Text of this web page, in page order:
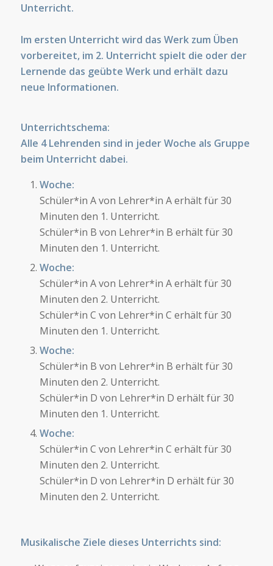
Unterricht.
Im ersten Unterricht wird das Werk zum Üben
vorbereitet, im 2. Unterricht spielt die oder der
Lernende das geübte Werk und erhält dazu
neue Informationen.
Unterrichtschema:
Alle 4 Lehrenden sind in jeder Woche als Gruppe
beim Unterricht dabei.
Woche:
Schüler*in A von Lehrer*in A erhält für 30
Minuten den 1. Unterricht.
Schüler*in B von Lehrer*in B erhält für 30
Minuten den 1. Unterricht.
Woche:
Schüler*in A von Lehrer*in A erhält für 30
Minuten den 2. Unterricht.
Schüler*in C von Lehrer*in C erhält für 30
Minuten den 1. Unterricht.
Woche:
Schüler*in B von Lehrer*in B erhält für 30
Minuten den 2. Unterricht.
Schüler*in D von Lehrer*in D erhält für 30
Minuten den 1. Unterricht.
Woche:
Schüler*in C von Lehrer*in C erhält für 30
Minuten den 2. Unterricht.
Schüler*in D von Lehrer*in D erhält für 30
Minuten den 2. Unterricht.
Musikalische Ziele dieses Unterrichts sind: